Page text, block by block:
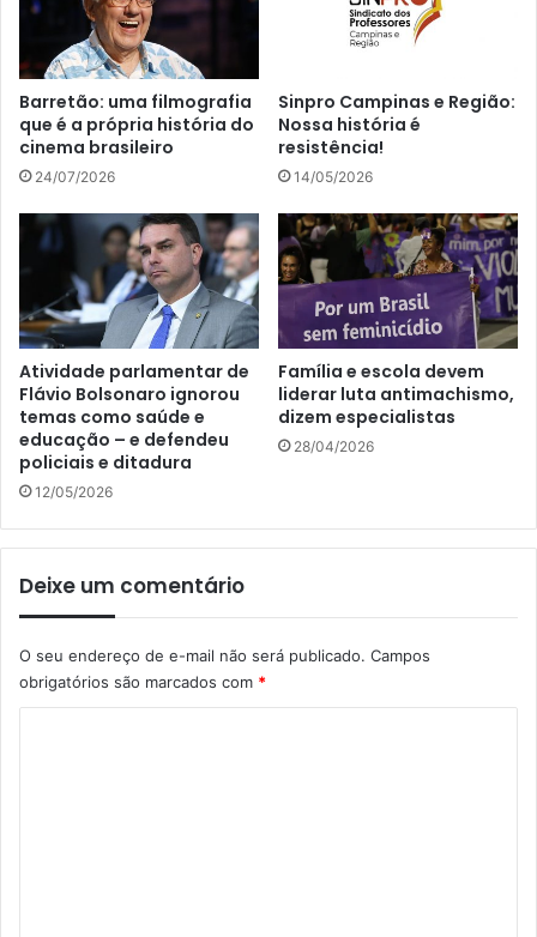
Barretão: uma filmografia
que é a própria história do
cinema brasileiro
24/07/2026
Sinpro Campinas e Região:
Nossa história é
resistência!
14/05/2026
Atividade parlamentar de
Flávio Bolsonaro ignorou
temas como saúde e
educação – e defendeu
policiais e ditadura
12/05/2026
Família e escola devem
liderar luta antimachismo,
dizem especialistas
28/04/2026
Deixe um comentário
O seu endereço de e-mail não será publicado. Campos
obrigatórios são marcados com *